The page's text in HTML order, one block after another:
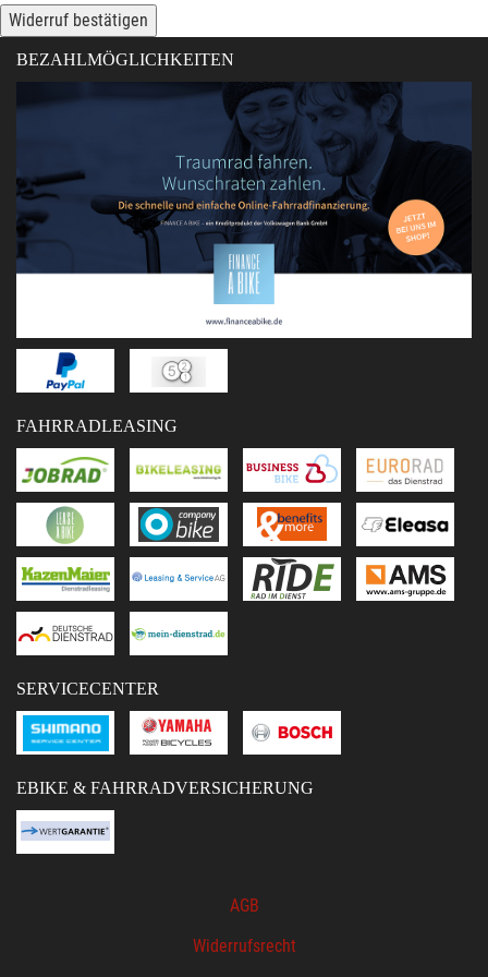
Widerruf bestätigen
BEZAHLMÖGLICHKEITEN
FAHRRADLEASING
SERVICECENTER
EBIKE & FAHRRADVERSICHERUNG
AGB
Widerrufsrecht